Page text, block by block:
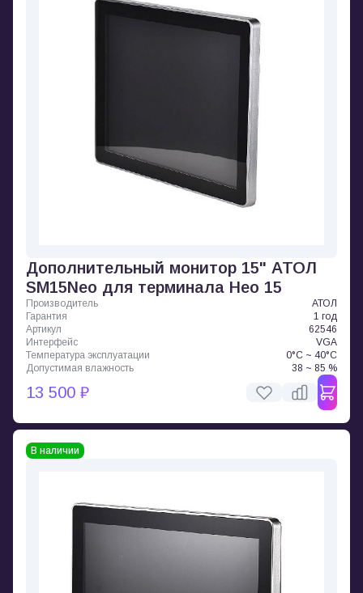
Дополнительный монитор 15" АТОЛ
SM15Neo для терминала Нео 15
Производитель
АТОЛ
Гарантия
1 год
Артикул
62546
Интерфейс
VGA
Температура эксплуатации
0°C ~ 40°C
Допустимая влажность
38 ~ 85 %
13 500 ₽
В наличии